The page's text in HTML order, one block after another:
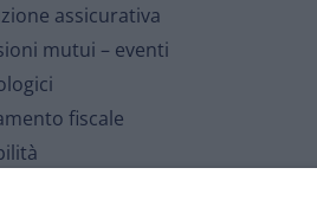
assicurativa
mutui – eventi
fiscale